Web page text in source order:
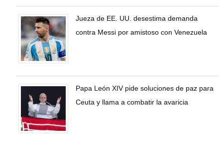
Jueza de EE. UU. desestima demanda
contra Messi por amistoso con Venezuela
Papa León XIV pide soluciones de paz para
Ceuta y llama a combatir la avaricia